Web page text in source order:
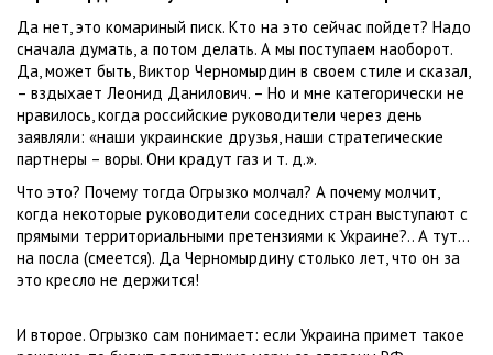
Да нет, это комариный писк. Кто на это сейчас пойдет? Надо
сначала думать, а потом делать. А мы поступаем наоборот.
Да, может быть, Виктор Черномырдин в своем стиле и сказал,
– вздыхает Леонид Данилович. – Но и мне категорически не
нравилось, когда российские руководители через день
заявляли: «наши украинские друзья, наши стратегические
партнеры – воры. Они крадут газ и т. д.».
Что это? Почему тогда Огрызко молчал? А почему молчит,
когда некоторые руководители соседних стран выступают с
прямыми территориальными претензиями к Украине?.. А тут…
на посла (смеется). Да Черномырдину столько лет, что он за
это кресло не держится!
И второе. Огрызко сам понимает: если Украина примет такое